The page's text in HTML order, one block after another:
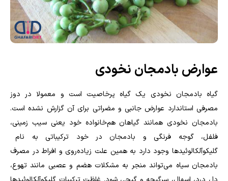
عوارض بادمجان نخودی
گیاه بادمجان نخودی یک گیاه پرخاصیت است و معمولا در دوز
مصرفی استاندارد عوارض جانبی و مضراتی برای آن گزارش نشده است.
بادمجان نخودی همانند گیاهان هم‌خانواده خود یعنی سیب زمینی،
فلفل، گوجه فرنگی و بادمجان در خود ترکیباتی به نام
گلیکوآلکالوئیدها وجود دارد به همین علت زیاده‌روی و افراط در مصرف
بادمجان سیاه می‌تواند منجر به مشکلات هضم و عصبی مانند تهوع،